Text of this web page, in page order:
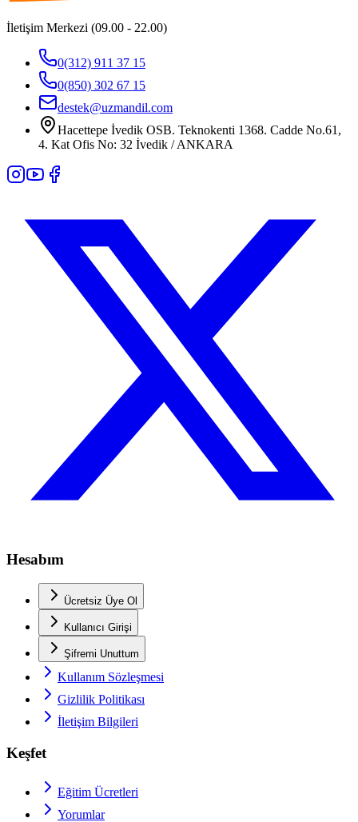
İletişim Merkezi (09.00 - 22.00)
0(312) 911 37 15
0(850) 302 67 15
destek@uzmandil.com
Hacettepe İvedik OSB. Teknokenti 1368. Cadde No.61,
4. Kat Ofis No: 32 İvedik / ANKARA
Hesabım
Ücretsiz Üye Ol
Kullanıcı Girişi
Şifremi Unuttum
Kullanım Sözleşmesi
Gizlilik Politikası
İletişim Bilgileri
Keşfet
Eğitim Ücretleri
Yorumlar